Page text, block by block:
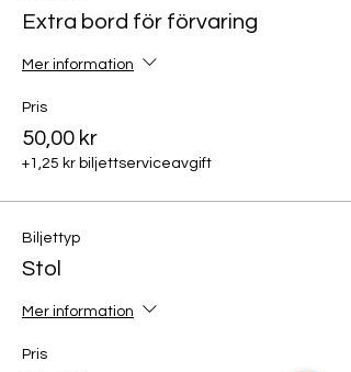
Extra bord för förvaring
Mer information
Pris
50,00 kr
+1,25 kr biljettserviceavgift
Biljettyp
Stol
Mer information
Pris